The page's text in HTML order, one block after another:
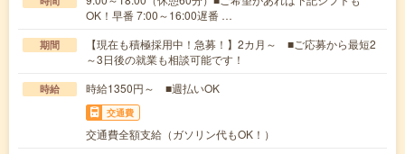
OK！早番 7:00～16:00遅番 …
期間
【現在も積極採用中！急募！】2カ月～ ■ご応募から最短2
～3日後の就業も相談可能です！
時給 時給1350円～ ■週払いOK
交通費
交通費全額支給（ガソリン代もOK！）